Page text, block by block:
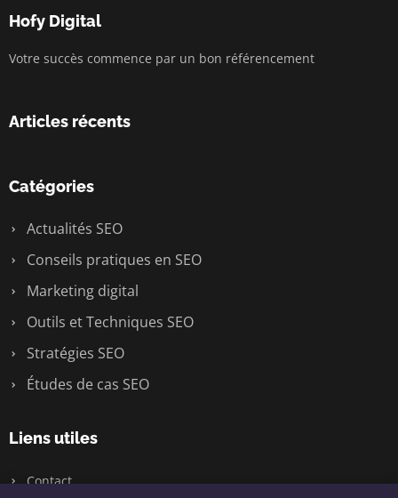
Hofy Digital
Votre succès commence par un bon référencement
Articles récents
Catégories
Actualités SEO
Conseils pratiques en SEO
Marketing digital
Outils et Techniques SEO
Stratégies SEO
Études de cas SEO
Liens utiles
Contact